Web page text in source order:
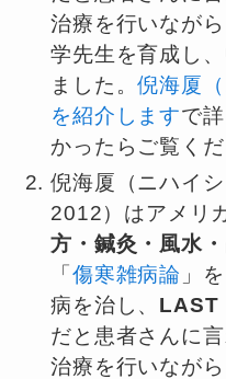
治療を行いなが
学先生を育成し
ました。倪海厦
を紹介しますで
かったらご覧くだ
倪海厦（ニハイ
2012）はアメリ
方・鍼灸・風水
「傷寒雑病論 」
病を治し、 LAST
だと患者さんに
治療を行いなが